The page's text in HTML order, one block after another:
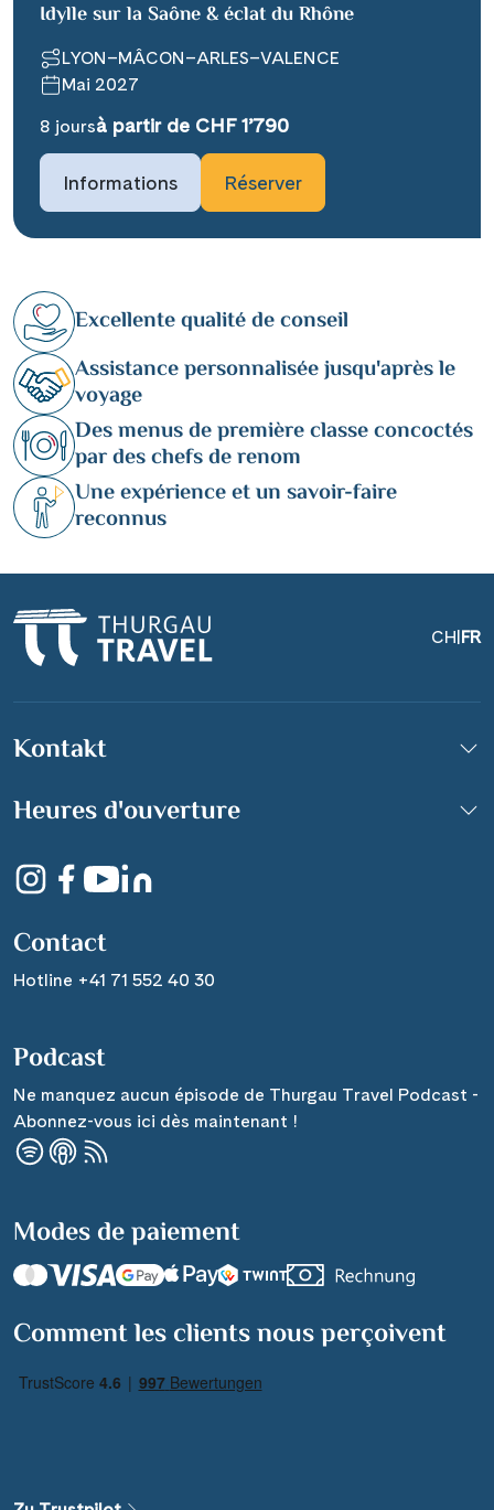
Fischerdorf
Idylle sur la Saône & éclat du Rhône
LYON–MÂCON–ARLES–VALENCE
Mai 2027
8 joursà partir de CHF 1’790
Informations Réserver
Excellente qualité de conseil
Assistance personnalisée jusqu'après le
voyage
Des menus de première classe concoctés
par des chefs de renom
Une expérience et un savoir-faire
reconnus
CH|FR
Kontakt
Heures d'ouverture
Contact
Hotline +41 71 552 40 30
Podcast
Ne manquez aucun épisode de Thurgau Travel Podcast -
Abonnez-vous ici dès maintenant !
Modes de paiement
Comment les clients nous perçoivent